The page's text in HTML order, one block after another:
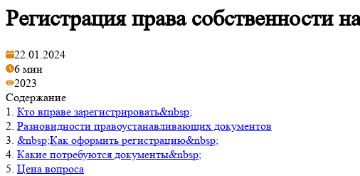
Регистрация права собственности
22.01.2024
6 мин
2023
Содержание
1. Кто вправе зарегистрировать&nbsp;
2. Разновидности правоустанавливающих документов
3. &nbsp;Как оформить регистрацию&nbsp;
4. Какие потребуются документы&nbsp;
5. Цена вопроса